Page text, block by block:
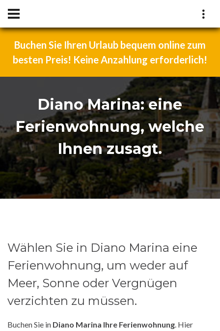
Buchen Sie Ihren Urlaub bequem online zum
besten Preis! Keine Anzahlung erforderlich!
Diano Marina: eine
Ferienwohnung, welche
Ihnen zusagt.
Wählen Sie in Diano Marina eine
Ferienwohnung, um weder auf
Meer, Sonne oder Vergnügen
verzichten zu müssen.
Buchen Sie in Diano Marina Ihre Ferienwohnung. Hier